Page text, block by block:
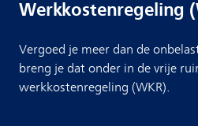
Werkkostenregeling
Vergoed je meer dan de
breng je dat onder in de vrije
werkkostenregeling (WKR).